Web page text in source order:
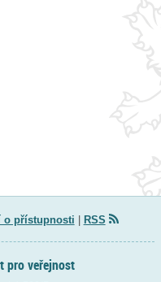
o přístupnosti RSS
pro veřejnost